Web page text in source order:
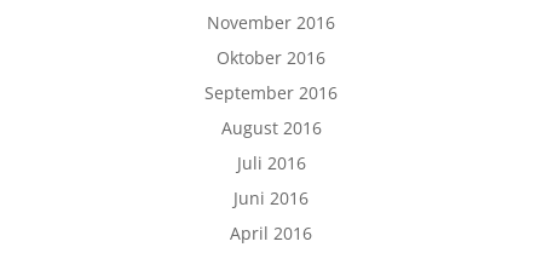
November 2016
Oktober 2016
September 2016
August 2016
Juli 2016
Juni 2016
April 2016